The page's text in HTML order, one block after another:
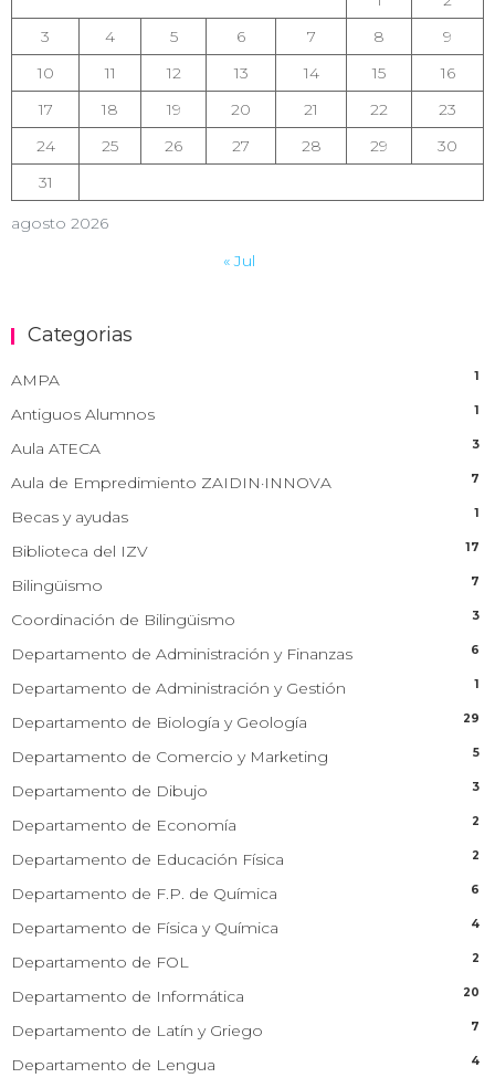
agosto 2026
3
4 5 6 7 8
9
10
11 12 13 14 15
16
17
18 19 20 21 22
23
24
25 26 27 28 29
30
31
« Jul
Categorias
AMPA 1
Antiguos Alumnos 1
Aula ATECA 3
Aula de Empredimiento ZAIDIN·INNOVA 7
Becas y ayudas 1
Biblioteca del IZV 17
Bilingüismo 7
Coordinación de Bilingüismo 3
Departamento de Administración y Finanzas 6
Departamento de Administración y Gestión 1
Departamento de Biología y Geología 29
Departamento de Comercio y Marketing 5
Departamento de Dibujo 3
Departamento de Economía 2
Departamento de Educación Física 2
Departamento de F.P. de Química 6
Departamento de Física y Química 4
Departamento de FOL 2
Departamento de Informática 20
Departamento de Latín y Griego 7
Departamento de Lengua 4